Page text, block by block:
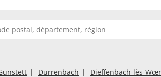
Durrenbach Dieffenbach-lès-